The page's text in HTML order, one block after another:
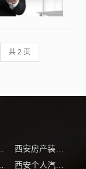
共 2 页
(1)
(1)